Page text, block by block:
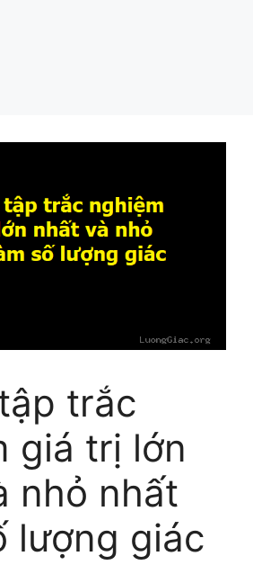
trắc
giá trị lớn
nhỏ nhất
lượng giác